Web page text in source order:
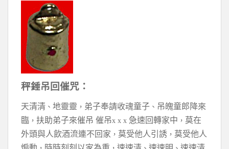
秤錘吊回催咒：
天清清 、 地靈靈 ， 弟子奉請收魂童子 、 吊魄童郎降來
臨 ， 扶助弟子來催吊 催吊x x x 急速回轉家中 ， 莫在
外頭與人飲酒流連不回家 ， 莫受他人引誘 ， 莫受他人